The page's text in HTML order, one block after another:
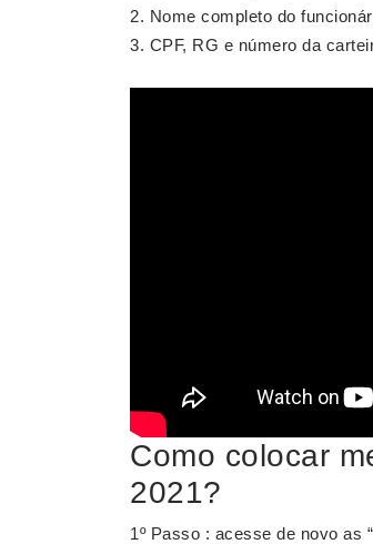
Nome completo do
CPF, RG e número da
Como colocar
2021?
1º Passo : acesse de novo as